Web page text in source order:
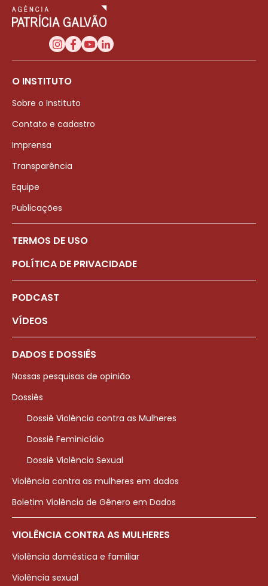
O INSTITUTO
Sobre o Instituto
Contato e cadastro
Imprensa
Transparência
Equipe
Publicações
TERMOS DE USO
POLÍTICA DE PRIVACIDADE
PODCAST
VÍDEOS
DADOS E DOSSIÊS
Nossas pesquisas de opinião
Dossiês
Dossiê Violência contra as Mulheres
Dossiê Feminicídio
Dossiê Violência Sexual
Violência contra as mulheres em dados
Boletim Violência de Gênero em Dados
VIOLÊNCIA CONTRA AS MULHERES
Violência doméstica e familiar
Violência sexual